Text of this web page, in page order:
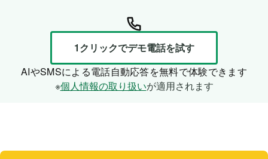
1クリックでデモ電話を試す
AIやSMSによる電話自動応答を無料で体験できます
※個人情報の取り扱いが適用されます